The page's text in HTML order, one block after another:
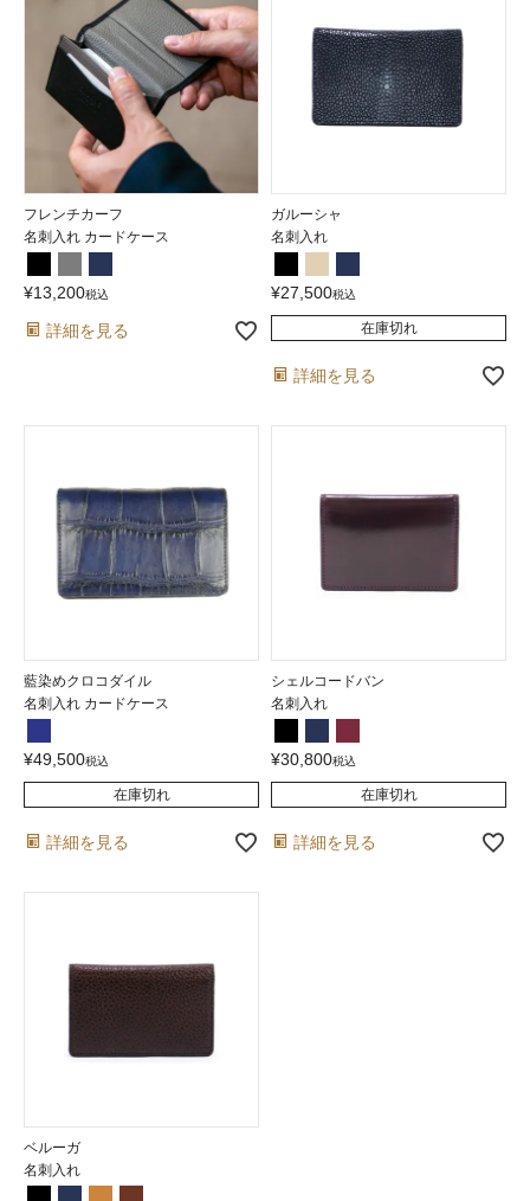
フレンチカーフ
名刺入れ カードケース
¥13,200税込
詳細を見る
ガルーシャ
名刺入れ
¥27,500税込
在庫切れ
詳細を見る
藍染めクロコダイル
名刺入れ カードケース
¥49,500税込
在庫切れ
詳細を見る
シェルコードバン
名刺入れ
¥30,800税込
在庫切れ
詳細を見る
ベルーガ
名刺入れ